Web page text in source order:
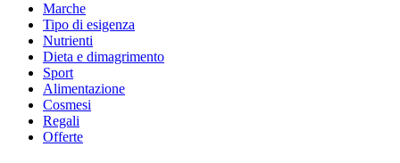
Marche
Tipo di esigenza
Nutrienti
Dieta e dimagrimento
Sport
Alimentazione
Cosmesi
Regali
Offerte